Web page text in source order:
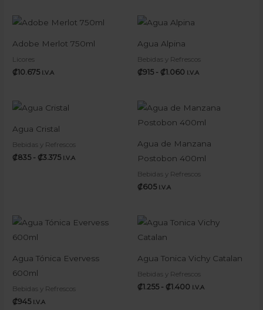
Adobe Merlot 750ml
Licores
₡10.675 I.V.A
Agua Alpina
Bebidas y Refrescos
₡915 - ₡1.060
Rango
desde
₡915
₡1.060
I.V.A
Agua Cristal
Bebidas y Refrescos
₡835 - ₡3.375
Rango
₡835
₡3.375
I.V.A
Agua de Manzana
Postobon 400ml
Bebidas y Refrescos
₡605 I.V.A
Agua Tónica Evervess
600ml
Bebidas y Refrescos
₡945 I.V.A
Agua Tonica Vichy Catalan
Bebidas y Refrescos
₡1.255 - ₡1.400
Rango
₡1.255
₡1.400
I.V.A